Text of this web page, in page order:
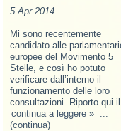
5 Apr 2014
Mi sono recentemente
candidato alle
europee del Movimento 5
Stelle, e così ho potuto
verificare dall’interno il
funzionamento delle loro
consultazioni. Riporto qui il
continua a leggere » ...
(continua)